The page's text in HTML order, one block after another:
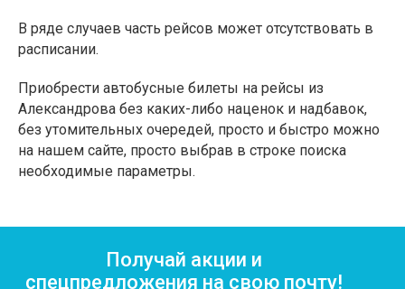
В ряде случаев часть рейсов может отсутствовать в
расписании.
Приобрести автобусные билеты на рейсы из
Александрова без каких-либо наценок и надбавок,
без утомительных очередей, просто и быстро можно
на нашем сайте, просто выбрав в строке поиска
необходимые параметры.
Получай акции и
спецпредложения на свою почту!